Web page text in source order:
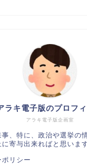
アラキ電子版企画室
ラキ電子版のプロフ
、特に、政治や選挙の
寄与出来ればと思います
リシー